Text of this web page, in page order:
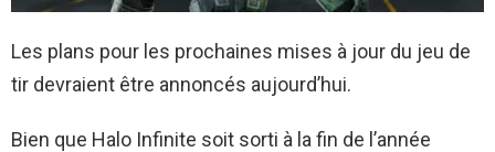
Les plans pour les prochaines mises à jour du jeu de
tir devraient être annoncés aujourd’hui.
Bien que Halo Infinite soit sorti à la fin de l’année